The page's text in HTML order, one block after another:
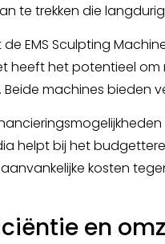
te trekken die
EMS Sculpting
heeft het potentieel
machines bieden
helpt bij het
kosten
en